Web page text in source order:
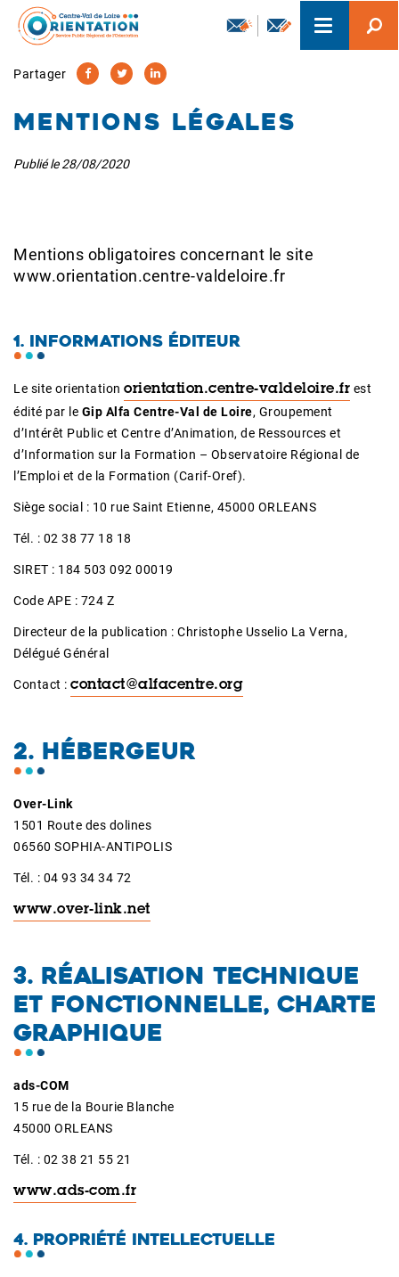
Aller
contenu
principal
Toggle
navigation
Partager
Mentions légales
Publié le28/08/2020
Mentions obligatoires concernant le site
www.orientation.centre-valdeloire.fr
1. INFORMATIONS ÉDITEUR
Le site orientation orientation.centre-valdeloire.fr est
édité par le Gip Alfa Centre-Val de Loire, Groupement
d’Intérêt Public et Centre d’Animation, de Ressources et
d’Information sur la Formation – Observatoire Régional de
l’Emploi et de la Formation (Carif-Oref).
Siège social : 10 rue Saint Etienne, 45000 ORLEANS
Tél. : 02 38 77 18 18
SIRET : 184 503 092 00019
Code APE : 724 Z
Directeur de la publication : Christophe Usselio La Verna,
Délégué Général
Contact : contact@alfacentre.org
2. HÉBERGEUR
Over-Link
1501 Route des dolines
06560 SOPHIA-ANTIPOLIS
Tél. : 04 93 34 34 72
www.over-link.net
3. RÉALISATION TECHNIQUE
ET FONCTIONNELLE, CHARTE
GRAPHIQUE
ads-COM
15 rue de la Bourie Blanche
45000 ORLEANS
Tél. : 02 38 21 55 21
www.ads-com.fr
4. PROPRIÉTÉ INTELLECTUELLE